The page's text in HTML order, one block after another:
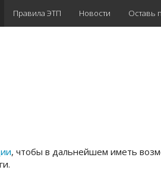
Правила ЭТП Новости Оставь
, чтобы в дальнейшем иметь